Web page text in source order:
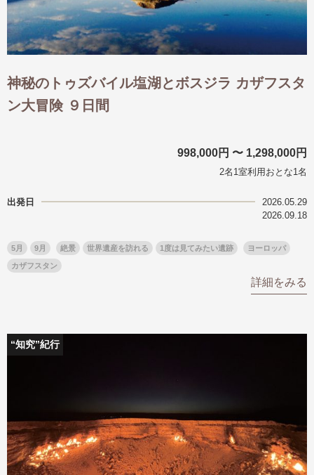
神秘のトゥズバイル塩湖とボスジラ カザフスタ
ン大冒険 ９日間
998,000円 〜 1,298,000円
2名1室利用おとな1名
出発日
2026.05.29
2026.09.18
5月 9月 絶景 世界遺産を訪れる 1度は見てみたい遺跡 ヨーロッパ
カザフスタン
詳細をみる
“知究”紀行